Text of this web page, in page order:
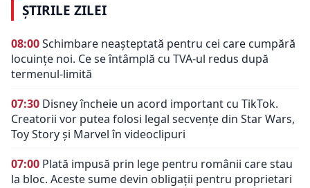
ȘTIRILE ZILEI
08:00Schimbare neașteptată pentru cei care cumpără
locuințe noi. Ce se întâmplă cu TVA-ul redus după
termenul-limită
07:30 Disney încheie un acord important cu TikTok.
Creatorii vor putea folosi legal secvențe din Star Wars,
Toy Story și Marvel în videoclipuri
07:00 Plată impusă prin lege pentru românii care stau
la bloc. Aceste sume devin obligații pentru proprietari